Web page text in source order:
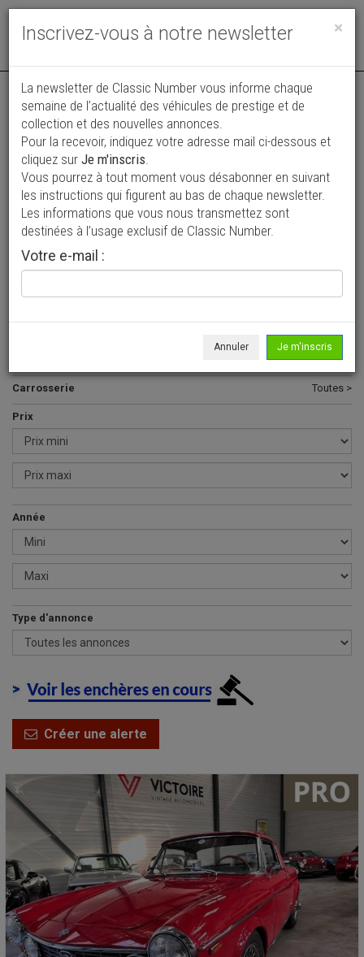
Toggle
Vos annonces vues par
plus de 4 millions de collectionneurs
Ajouter une annonce
> Rechercher un véhicule
Osca >
Carrosserie Toutes >
Prix
Année
Type d'annonce
Créer une alerte
×
Inscrivez-vous à notre newsletter
La newsletter de Classic Number vous informe chaque
semaine de l’actualité des véhicules de prestige et de
collection et des nouvelles annonces.
Pour la recevoir, indiquez votre adresse mail ci-dessous et
cliquez sur Je m'inscris.
Vous pourrez à tout moment vous désabonner en suivant
les instructions qui figurent au bas de chaque newsletter.
Les informations que vous nous transmettez sont
destinées à l’usage exclusif de Classic Number.
Votre e-mail :
Annuler Je m'inscris